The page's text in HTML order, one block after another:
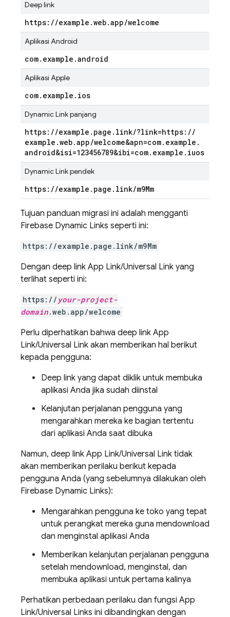
Deep link
https: //example .web.app/welcome
Aplikasi Android
com. example .android
Aplikasi Apple
com. example . ios
Dynamic Link panjang
https: //example . page . link/?link=https: //
example .web.app/welcome&apn=com. example .
android&isi=123456789&ibi=com. example . iuos
Dynamic Link pendek
https: //example . page . link/m9Mm
Tujuan panduan migrasi ini adalah mengganti
Firebase Dynamic Links seperti ini:
https://example.page.link/m9Mm
Dengan deep link App Link/Universal Link yang
terlihat seperti ini:
https:// your-project-
domain.web.app/welcome
Perlu diperhatikan bahwa deep link App
Link/Universal Link akan memberikan hal berikut
kepada pengguna:
Deep link yang dapat diklik untuk membuka
aplikasi Anda jika sudah diinstal
Kelanjutan perjalanan pengguna yang
mengarahkan mereka ke bagian tertentu
dari aplikasi Anda saat dibuka
Namun, deep link App Link/Universal Link tidak
akan memberikan perilaku berikut kepada
pengguna Anda (yang sebelumnya dilakukan oleh
Firebase Dynamic Links):
Mengarahkan pengguna ke toko yang tepat
untuk perangkat mereka guna mendownload
dan menginstal aplikasi Anda
Memberikan kelanjutan perjalanan pengguna
setelah mendownload, menginstal, dan
membuka aplikasi untuk pertama kalinya
Perhatikan perbedaan perilaku dan fungsi App
Link/Universal Links ini dibandingkan dengan